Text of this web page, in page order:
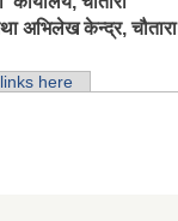
अभिलेख केन्द्र, चौतारा
here